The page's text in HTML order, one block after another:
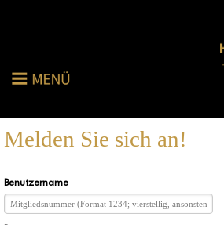
Melden Sie sich an!
Benutzername